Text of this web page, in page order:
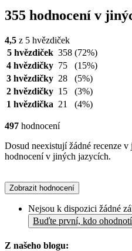
355 hodnocení v
4,5 z 5 hvězdiček
5 hvězdiček 358 (72%)
4 hvězdičky 75
(15%)
3 hvězdičky 28
(5%)
2 hvězdičky 15
(3%)
1 hvězdička 21 (4%)
497 hodnocení
Dosud neexistují žádné recenze v
hodnocení v jiných jazycích.
Zobrazit hodnocení
Nejsou k dispozici žádné
Buďte první, kdo
Z našeho blogu: